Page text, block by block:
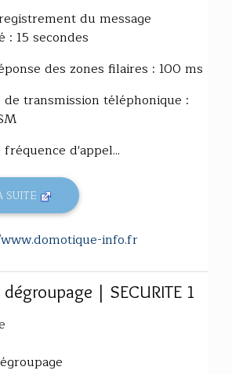
du message
: 15 secondes
des zones filaires : 100 ms
de transmission téléphonique :
d'appel...
SUITE
info.fr
| SECURITE 1